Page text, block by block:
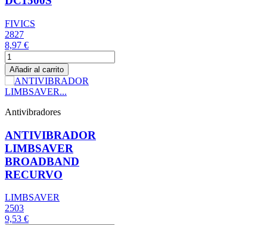
FIVICS
2827
8,97 €
Añadir al carrito
Antivibradores
ANTIVIBRADOR
LIMBSAVER
BROADBAND
RECURVO
LIMBSAVER
2503
9,53 €